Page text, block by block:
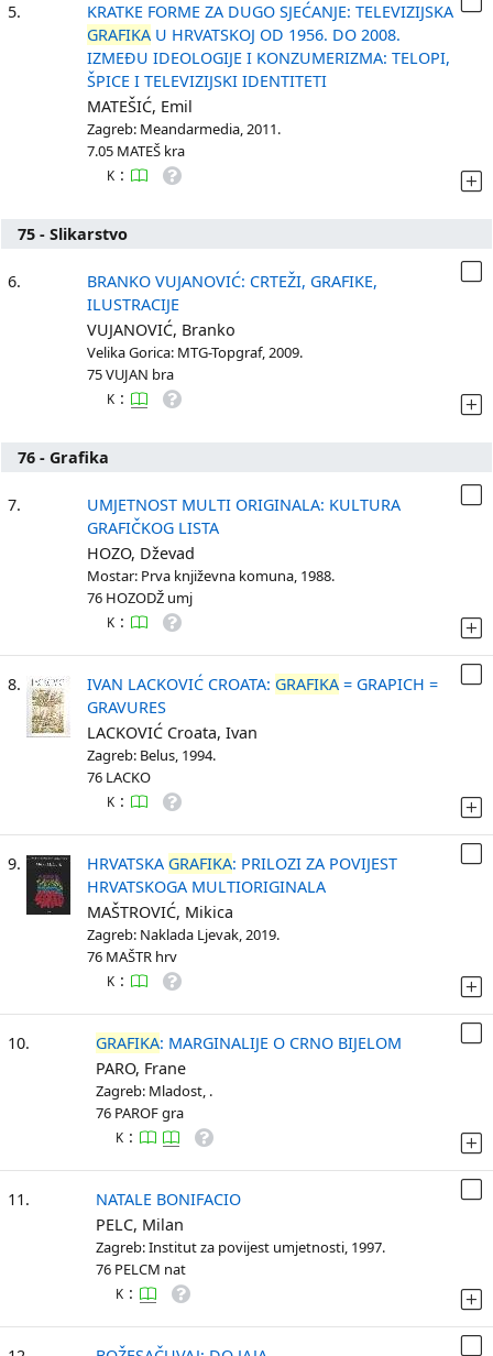
5.
KRATKE FORME ZA DUGO SJEĆANJE: TELEVIZIJSKA
GRAFIKA U HRVATSKOJ OD 1956. DO 2008.
IZMEĐU IDEOLOGIJE I KONZUMERIZMA: TELOPI,
ŠPICE I TELEVIZIJSKI IDENTITETI
MATEŠIĆ, Emil
Zagreb: Meandarmedia, 2011.
7.05 MATEŠ kra
K :
75 - Slikarstvo
6.
BRANKO VUJANOVIĆ: CRTEŽI, GRAFIKE,
ILUSTRACIJE
VUJANOVIĆ, Branko
Velika Gorica: MTG-Topgraf, 2009.
75 VUJAN bra
K :
76 - Grafika
7.
UMJETNOST MULTI ORIGINALA: KULTURA
GRAFIČKOG LISTA
HOZO, Dževad
Mostar: Prva književna komuna, 1988.
76 HOZODŽ umj
K :
8. IVAN LACKOVIĆ CROATA: GRAFIKA = GRAPICH =
GRAVURES
LACKOVIĆ Croata, Ivan
Zagreb: Belus, 1994.
76 LACKO
K :
9. HRVATSKA GRAFIKA: PRILOZI ZA POVIJEST
HRVATSKOGA MULTIORIGINALA
MAŠTROVIĆ, Mikica
Zagreb: Naklada Ljevak, 2019.
76 MAŠTR hrv
K :
10. GRAFIKA: MARGINALIJE O CRNO BIJELOM
PARO, Frane
Zagreb: Mladost, .
76 PAROF gra
K :
11.
NATALE BONIFACIO
PELC, Milan
Zagreb: Institut za povijest umjetnosti, 1997.
76 PELCM nat
K :